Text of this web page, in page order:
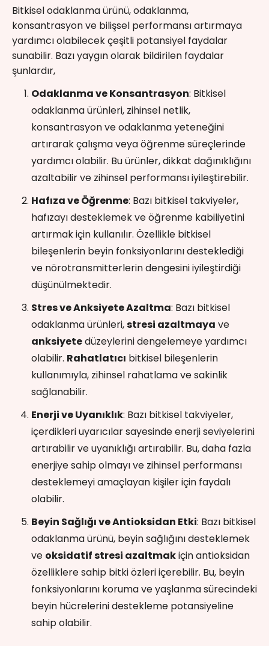
Bitkisel odaklanma ürünü, odaklanma,
konsantrasyon ve bilişsel performansı artırmaya
yardımcı olabilecek çeşitli potansiyel faydalar
sunabilir. Bazı yaygın olarak bildirilen faydalar
şunlardır,
Odaklanma ve Konsantrasyon: Bitkisel
odaklanma ürünleri, zihinsel netlik,
konsantrasyon ve odaklanma yeteneğini
artırarak çalışma veya öğrenme süreçlerinde
yardımcı olabilir. Bu ürünler, dikkat dağınıklığını
azaltabilir ve zihinsel performansı iyileştirebilir.
Hafıza ve Öğrenme: Bazı bitkisel takviyeler,
hafızayı desteklemek ve öğrenme kabiliyetini
artırmak için kullanılır. Özellikle bitkisel
bileşenlerin beyin fonksiyonlarını desteklediği
ve nörotransmitterlerin dengesini iyileştirdiği
düşünülmektedir.
Stres ve Anksiyete Azaltma: Bazı bitkisel
odaklanma ürünleri,stresi azaltmaya ve
anksiyetedüzeylerini dengelemeye yardımcı
olabilir. Rahatlatıcı bitkisel bileşenlerin
kullanımıyla, zihinsel rahatlama ve sakinlik
sağlanabilir.
Enerji ve Uyanıklık: Bazı bitkisel takviyeler,
içerdikleri uyarıcılar sayesinde enerji seviyelerini
artırabilir ve uyanıklığı artırabilir. Bu, daha fazla
enerjiye sahip olmayı ve zihinsel performansı
desteklemeyi amaçlayan kişiler için faydalı
olabilir.
Beyin Sağlığı ve Antioksidan Etki: Bazı bitkisel
odaklanma ürünü, beyin sağlığını desteklemek
ve oksidatif stresi azaltmakiçin antioksidan
özelliklere sahip bitki özleri içerebilir. Bu, beyin
fonksiyonlarını koruma ve yaşlanma sürecindeki
beyin hücrelerini destekleme potansiyeline
sahip olabilir.